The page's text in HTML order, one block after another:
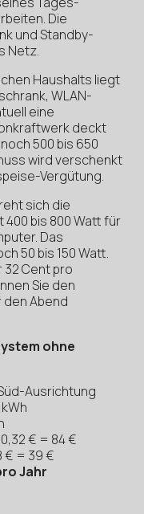
Die
und Standby-
Netz.
Haushalts liegt
WLAN-
eine
deckt
500 bis 650
wird verschenkt
Vergütung.
sich die
bis 800 Watt für
Das
50 bis 150 Watt.
32 Cent pro
Sie den
Abend
ohne
Ausrichtung
€ = 84 €
€ = 39 €
Jahr